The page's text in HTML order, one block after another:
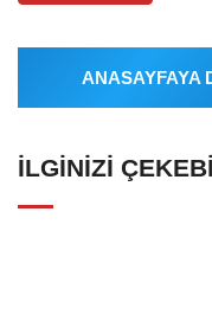
ANASAYFAYA
İLGINIZI